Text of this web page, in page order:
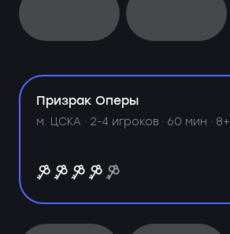
Призрак Оперы
м. ЦСКА ·2-4 игроков · 60 мин · 8+